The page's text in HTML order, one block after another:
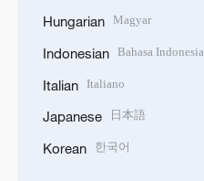
Hungarian Magyar
Indonesian Bahasa Indonesia
Italian Italiano
Japanese 日本語
Korean 한국어